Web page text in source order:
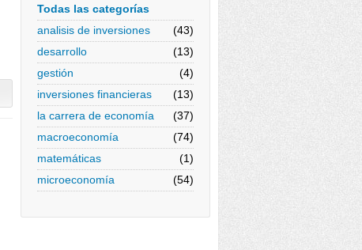
Todas las categorías
analisis de inversiones
(43)
desarrollo
(13)
gestión
(4)
inversiones financieras
(13)
la carrera de economía
(37)
macroeconomía
(74)
matemáticas
(1)
microeconomía
(54)